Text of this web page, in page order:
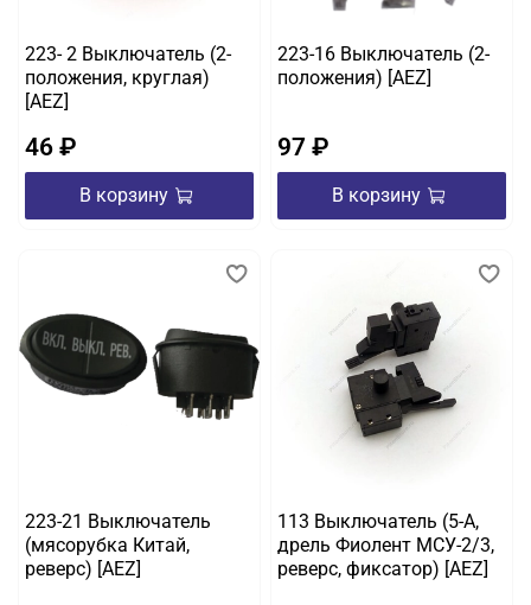
223- 2 Выключатель (2-
положения, круглая)
[AEZ]
46 ₽
В корзину
223-16 Выключатель (2-
положения) [AEZ]
97 ₽
В корзину
223-21 Выключатель
(мясорубка Китай,
реверс) [AEZ]
113 Выключатель (5-A,
дрель Фиолент МСУ-2/3,
реверс, фиксатор) [AEZ]